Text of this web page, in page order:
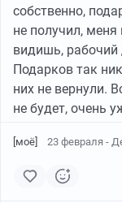
собственно,
не получил,
видишь, рабочий
Подарков так
них не вернули.
не будет, очень
[моё] 23 февраля -